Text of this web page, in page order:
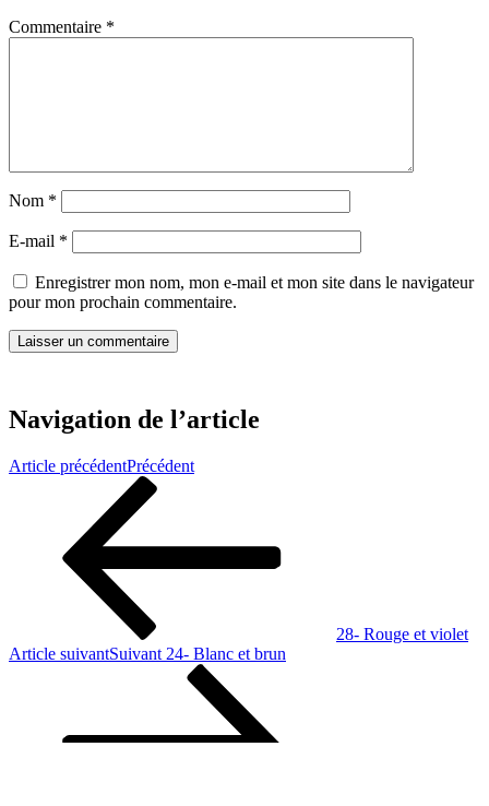
Commentaire *
Nom *
E-mail *
Enregistrer mon nom, mon e-mail et mon site dans le navigateur
pour mon prochain commentaire.
Navigation de l’article
Article précédentPrécédent
28- Rouge et violet
Article suivantSuivant 24- Blanc et brun